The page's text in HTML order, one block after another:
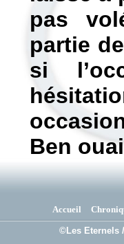
pas
partie
si
Ben
Accueil
©Les Eternels